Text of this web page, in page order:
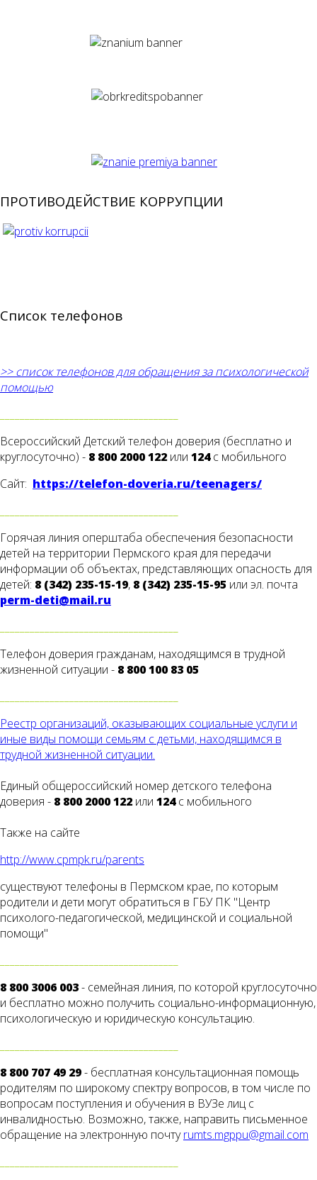
ПРОТИВОДЕЙСТВИЕ КОРРУПЦИИ
Список телефонов
>> список телефонов для обращения за психологической
помощью
Всероссийский Детский телефон доверия (бесплатно и
круглосуточно) - 8 800 2000 122или 124с мобильного
Сайт: https://telefon-doveria.ru/teenagers/
Горячая линия оперштаба обеспечения безопасности
детей на территории Пермского края для передачи
информации об объектах, представляющих опасность для
детей: 8 (342) 235-15-19, 8 (342) 235-15-95 или эл. почта
perm-deti@mail.ru
Телефон доверия гражданам, находящимся в трудной
жизненной ситуации - 8 800 100 83 05
Реестр организаций, оказывающих социальные услуги и
иные виды помощи семьям с детьми, находящимся в
трудной жизненной ситуации.
Единый общероссийский номер детского телефона
доверия - 8 800 2000 122или 124с мобильного
Также на сайте
http://www.cpmpk.ru/parents
существуют телефоны в Пермском крае, по которым
родители и дети могут обратиться в ГБУ ПК "Центр
психолого-педагогической, медицинской и социальной
помощи"
8 800 3006 003- семейная линия, по которой круглосуточно
и бесплатно можно получить социально-информационную,
психологическую и юридическую консультацию.
8 800 707 49 29- бесплатная консультационная помощь
родителям по широкому спектру вопросов, в том числе по
вопросам поступления и обучения в ВУЗе лиц с
инвалидностью. Возможно, также, направить письменное
обращение на электронную почтуrumts.mgppu@gmail.com